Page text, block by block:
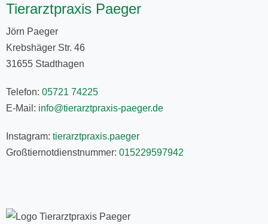
Tierarztpraxis Paeger
Jörn Paeger
Krebshäger Str. 46
31655 Stadthagen
Telefon: 05721 74225
E-Mail: info@tierarztpraxis-paeger.de
Instagram: tierarztpraxis.paeger
Großtiernotdienstnummer: 015229597942